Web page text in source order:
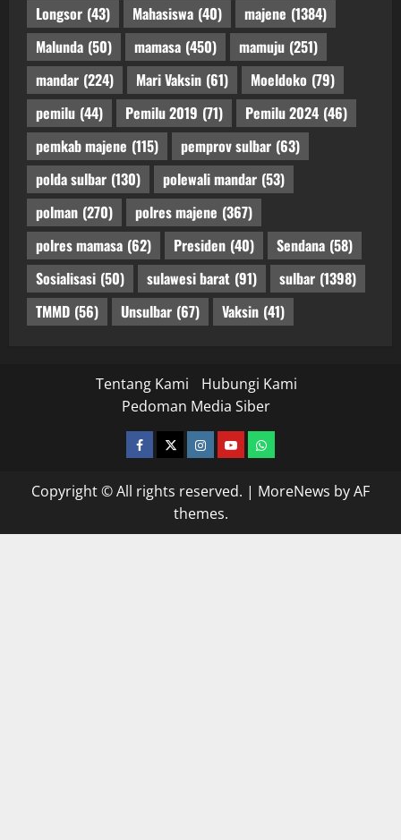
Longsor (43) Mahasiswa (40) majene (1384)
Malunda (50) mamasa (450) mamuju (251)
mandar (224) Mari Vaksin (61) Moeldoko (79)
pemilu (44) Pemilu 2019 (71) Pemilu 2024 (46)
pemkab majene (115) pemprov sulbar (63)
polda sulbar (130) polewali mandar (53)
polman (270) polres majene (367)
polres mamasa (62) Presiden (40) Sendana (58)
Sosialisasi (50) sulawesi barat (91) sulbar (1398)
TMMD (56) Unsulbar (67) Vaksin (41)
Tentang Kami
Hubungi Kami
Pedoman Media Siber
facebooktwitterinstagram.com
youtubewhatsapp
Copyright © All rights reserved. | MoreNews by AF
themes.